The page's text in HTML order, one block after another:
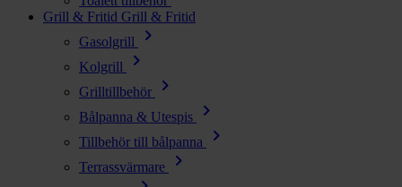
Grill & Fritid Grill & Fritid
Gasolgrill
chevron_right
Kolgrill chevron_right
Grilltillbehör chevron_right
Bålpanna & Utespis chevron_right
Tillbehör till bålpanna chevron_right
Terrassvärmare chevron_right